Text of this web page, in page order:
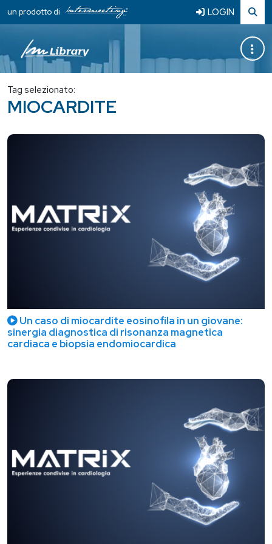
un prodotto di LOGIN
Tag selezionato:
MIOCARDITE
Un caso di miocardite eosinofila in un giovane:
sinergia diagnostica di risonanza magnetica
cardiaca e biopsia endomiocardica